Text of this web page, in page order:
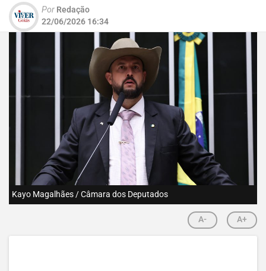
Por Redação
22/06/2026 16:34
Kayo Magalhães / Câmara dos Deputados
A- A+